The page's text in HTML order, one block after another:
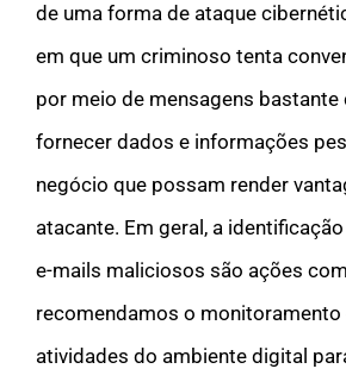
de uma forma de ataque
em que um criminoso tenta
por meio de mensagens bastante
fornecer dados e informações
negócio que possam render
atacante. Em geral, a
e-mails maliciosos são ações
recomendamos o monitoramento
atividades do ambiente digital